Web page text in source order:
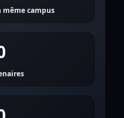
même campus